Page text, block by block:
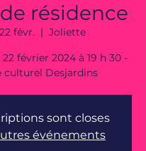
résidence
févr.
  |
Joliette
22 février 2024 à 19 h 30 -
culturel Desjardins
sont closes
événements